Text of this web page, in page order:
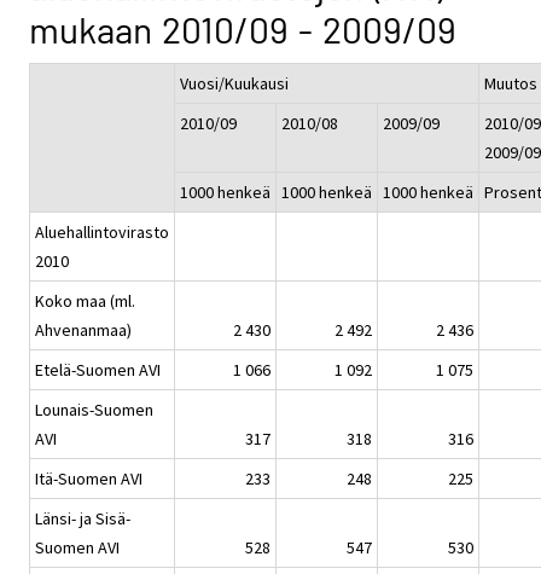
mukaan 2010/09 - 2009/09
Vuosi/Kuukausi
Muutos
2010/09
2010/08 2009/09
2010/
2009/09
1000 henkeä 1000 henkeä 1000 henkeä
Aluehallintovirasto
2010
Koko maa (ml.
Ahvenanmaa)
2 430 2 492
2 436
Etelä-Suomen AVI
1 066 1 092
1 075
Lounais-Suomen
AVI
317 318
316
Itä-Suomen AVI
233 248
225
Länsi- ja Sisä-
Suomen AVI
528 547
530